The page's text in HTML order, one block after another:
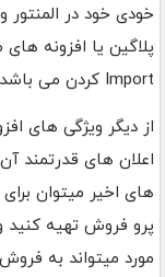
خودی خود در المنتور
Import کردن می باشد.
اعلان های قدرتمند
های اخیر میتوان
پرو فروش تهیه کنید
مورد میتواند به